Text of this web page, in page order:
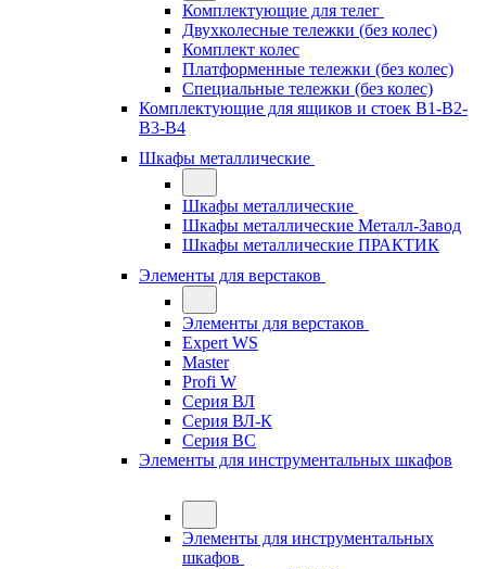
Комплектующие для телег
Двухколесные тележки (без колес)
Комплект колес
Платформенные тележки (без колес)
Специальные тележки (без колес)
Комплектующие для ящиков и стоек В1-В2-
В3-В4
Шкафы металлические
Шкафы металлические
Шкафы металлические Металл-Завод
Шкафы металлические ПРАКТИК
Элементы для верстаков
Элементы для верстаков
Expert WS
Master
Profi W
Серия ВЛ
Серия ВЛ-К
Серия ВС
Элементы для инструментальных шкафов
Элементы для инструментальных
шкафов